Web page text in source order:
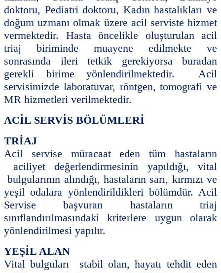
doktoru, Pediatri doktoru, Kadın hastalıkları ve
doğum uzmanı olmak üzere acil serviste hizmet
vermektedir. Hasta öncelikle oluşturulan acil
triaj biriminde muayene edilmekte ve
sonrasında ileri tetkik gerekiyorsa buradan
gerekli birime yönlendirilmektedir. Acil
servisimizde laboratuvar, röntgen, tomografi ve
MR hizmetleri verilmektedir.
ACİL SERVİS BÖLÜMLERİ
TRİAJ
Acil servise müracaat eden tüm hastaların
aciliyet değerlendirmesinin yapıldığı, vital
bulgularının alındığı, hastaların sarı, kırmızı ve
yeşil odalara yönlendirildikleri bölümdür. Acil
Servise başvuran hastaların triaj
sınıflandırılmasındaki kriterlere uygun olarak
yönlendirilmesi yapılır.
YEŞİL ALAN
Vital bulguları stabil olan, hayatı tehdit eden